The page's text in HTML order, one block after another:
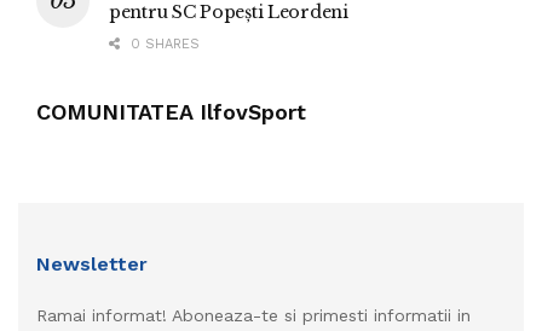
pentru SC Popești Leordeni
0 SHARES
COMUNITATEA IlfovSport
Newsletter
Ramai informat! Aboneaza-te si primesti informatii in